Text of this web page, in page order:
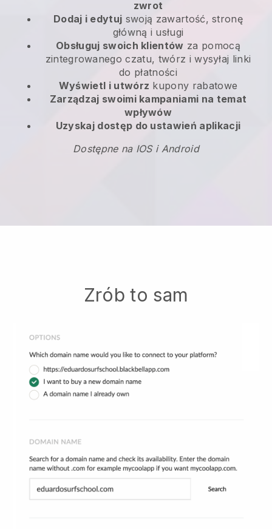
zwrot
Dodaj i edytuj swoją zawartość, stronę
główną i usługi
Obsługuj swoich klientów za pomocą
zintegrowanego czatu, twórz i wysyłaj linki
do płatności
Wyświetl i utwórz kupony rabatowe
Zarządzaj swoimi kampaniami na temat
wpływów
Uzyskaj dostęp do ustawień aplikacji
Dostępne na IOS i Android
Zrób to sam